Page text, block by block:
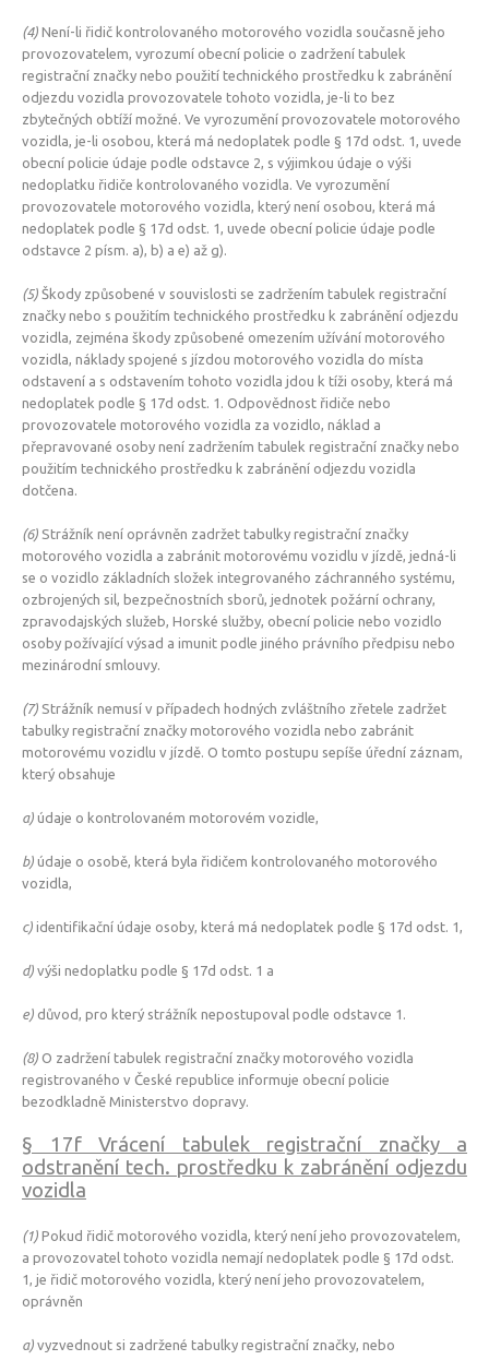
(4) Není-li řidič kontrolovaného motorového vozidla současně jeho
provozovatelem, vyrozumí obecní policie o zadržení tabulek
registrační značky nebo použití technického prostředku k zabránění
odjezdu vozidla provozovatele tohoto vozidla, je-li to bez
zbytečných obtíží možné. Ve vyrozumění provozovatele motorového
vozidla, je-li osobou, která má nedoplatek podle § 17d odst. 1, uvede
obecní policie údaje podle odstavce 2, s výjimkou údaje o výši
nedoplatku řidiče kontrolovaného vozidla. Ve vyrozumění
provozovatele motorového vozidla, který není osobou, která má
nedoplatek podle § 17d odst. 1, uvede obecní policie údaje podle
odstavce 2 písm. a), b) a e) až g).
(5) Škody způsobené v souvislosti se zadržením tabulek registrační
značky nebo s použitím technického prostředku k zabránění odjezdu
vozidla, zejména škody způsobené omezením užívání motorového
vozidla, náklady spojené s jízdou motorového vozidla do místa
odstavení a s odstavením tohoto vozidla jdou k tíži osoby, která má
nedoplatek podle § 17d odst. 1. Odpovědnost řidiče nebo
provozovatele motorového vozidla za vozidlo, náklad a
přepravované osoby není zadržením tabulek registrační značky nebo
použitím technického prostředku k zabránění odjezdu vozidla
dotčena.
(6) Strážník není oprávněn zadržet tabulky registrační značky
motorového vozidla a zabránit motorovému vozidlu v jízdě, jedná-li
se o vozidlo základních složek integrovaného záchranného systému,
ozbrojených sil, bezpečnostních sborů, jednotek požární ochrany,
zpravodajských služeb, Horské služby, obecní policie nebo vozidlo
osoby požívající výsad a imunit podle jiného právního předpisu nebo
mezinárodní smlouvy.
(7) Strážník nemusí v případech hodných zvláštního zřetele zadržet
tabulky registrační značky motorového vozidla nebo zabránit
motorovému vozidlu v jízdě. O tomto postupu sepíše úřední záznam,
který obsahuje
a) údaje o kontrolovaném motorovém vozidle,
b) údaje o osobě, která byla řidičem kontrolovaného motorového
vozidla,
c) identifikační údaje osoby, která má nedoplatek podle § 17d odst. 1,
d) výši nedoplatku podle § 17d odst. 1 a
e) důvod, pro který strážník nepostupoval podle odstavce 1.
(8) O zadržení tabulek registrační značky motorového vozidla
registrovaného v České republice informuje obecní policie
bezodkladně Ministerstvo dopravy.
§ 17f Vrácení tabulek registrační značky a
odstranění tech. prostředku k zabránění odjezdu
vozidla
(1) Pokud řidič motorového vozidla, který není jeho provozovatelem,
a provozovatel tohoto vozidla nemají nedoplatek podle § 17d odst.
1, je řidič motorového vozidla, který není jeho provozovatelem,
oprávněn
a) vyzvednout si zadržené tabulky registrační značky, nebo